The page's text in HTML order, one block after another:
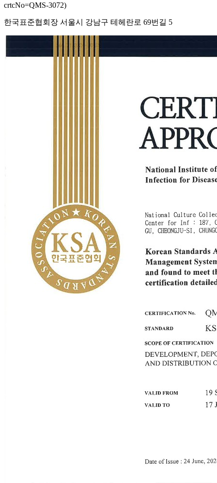
crtcNo=QMS-3072)
한국표준협회장 서울시 강남구 테헤란로 69번길 5